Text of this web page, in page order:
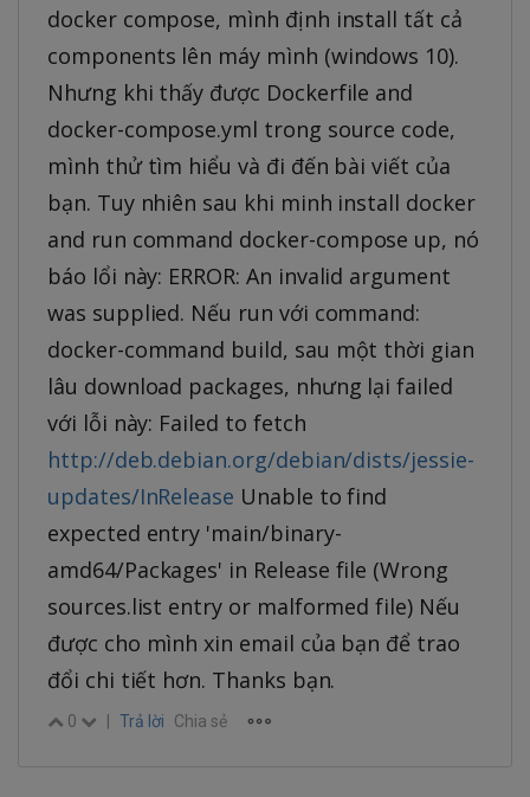
docker compose, mình định install tất cả
components lên máy mình (windows 10).
Nhưng khi thấy được Dockerfile and
docker-compose.yml trong source code,
mình thử tìm hiểu và đi đến bài viết của
bạn. Tuy nhiên sau khi minh install docker
and run command docker-compose up, nó
báo lổi này: ERROR: An invalid argument
was supplied. Nếu run với command:
docker-command build, sau một thời gian
lâu download packages, nhưng lại failed
với lỗi này: Failed to fetch
http://deb.debian.org/debian/dists/jessie-
updates/InRelease Unable to find
expected entry 'main/binary-
amd64/Packages' in Release file (Wrong
sources.list entry or malformed file) Nếu
được cho mình xin email của bạn để trao
đổi chi tiết hơn. Thanks bạn.
0 Trả lời Chia sẻ